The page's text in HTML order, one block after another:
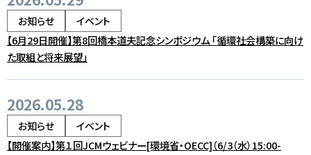
お知らせ イベント
【6月29日開催】第8回橋本道夫記念シンポジウム 「循環社会構築に向け
た取組と将来展望」
2026.05.28
お知らせ イベント
【開催案内】第１回JCMウェビナー[環境省・OECC]（6/3（水）15:00-